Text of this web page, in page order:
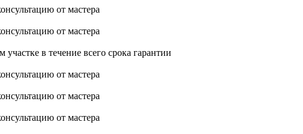
от мастера
от мастера
в течение всего срока гарантии
от мастера
от мастера
от мастера